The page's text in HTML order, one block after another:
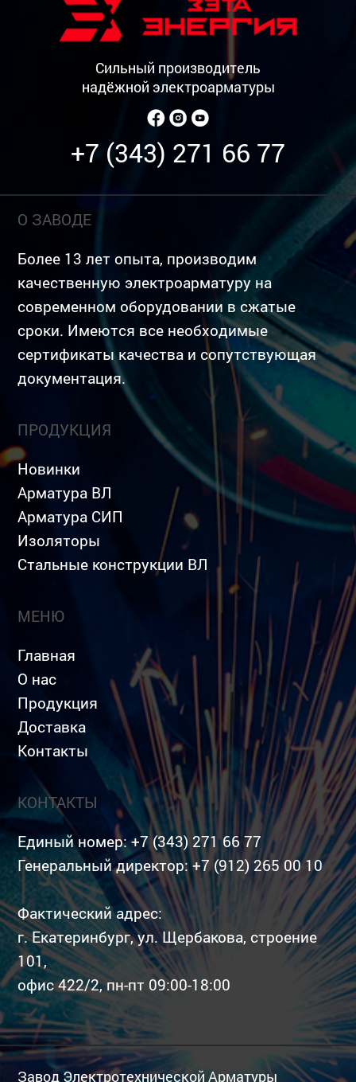
Сильный производитель
надёжной электроарматуры
+7 (343) 271 66 77
О ЗАВОДЕ
Более 13 лет опыта, производим
качественную электроарматуру на
современном оборудовании в сжатые
сроки. Имеются все необходимые
сертификаты качества и сопутствующая
документация.
ПРОДУКЦИЯ
Новинки
Арматура ВЛ
Арматура СИП
Изоляторы
Стальные конструкции ВЛ
МЕНЮ
Главная
О нас
Продукция
Доставка
Контакты
КОНТАКТЫ
Единый номер:+7 (343) 271 66 77
Генеральный директор:+7 (912) 265 00 10
Фактический адрес:
г. Екатеринбург, ул. Щербакова, строение
101,
офис 422/2, пн-пт 09:00-18:00
Завод Электротехнической Арматуры